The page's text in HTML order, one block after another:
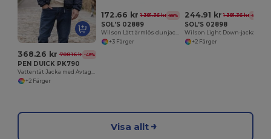
368.26 kr 708.16 kr -48%
PEN DUICK PK790
Vattentät Jacka med Avtagbar Huva och Flera Fickor
+2 Färger
172.66 kr 1 381.36 kr -88%
SOL'S 02889
Wilson Lätt ärmlös dunjacka för män
+3 Färger
244.91 kr 1 381.36 kr -82%
SOL'S 02898
+2 Färger
Visa allt